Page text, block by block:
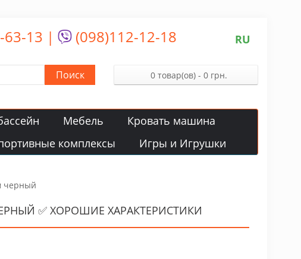
63-13 | (098)112-12-18 RU
Поиск 0 товар(ов) - 0 грн.
Мебель
Кровать машина
комплексы Игры и Игрушки
черный
✅ ХОРОШИЕ ХАРАКТЕРИСТИКИ